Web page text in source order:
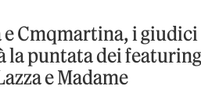
e Cmqmartina, i giudici
la puntata dei
e Madame